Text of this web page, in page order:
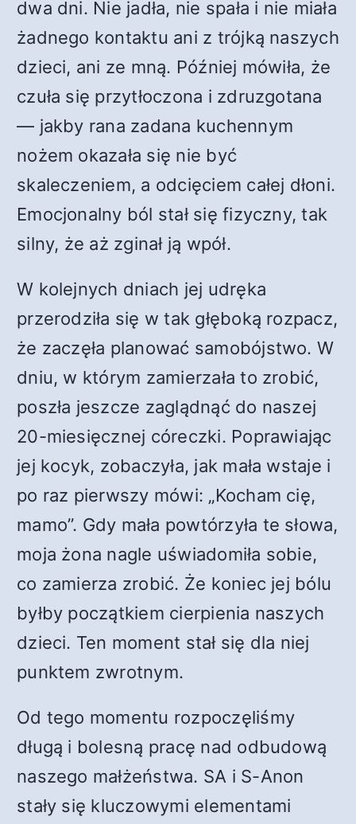
dwa dni. Nie jadła, nie spała i nie miała
żadnego kontaktu ani z trójką naszych
dzieci, ani ze mną. Później mówiła, że
czuła się przytłoczona i zdruzgotana
— jakby rana zadana kuchennym
nożem okazała się nie być
skaleczeniem, a odcięciem całej dłoni.
Emocjonalny ból stał się fizyczny, tak
silny, że aż zginał ją wpół.
W kolejnych dniach jej udręka
przerodziła się w tak głęboką rozpacz,
że zaczęła planować samobójstwo. W
dniu, w którym zamierzała to zrobić,
poszła jeszcze zaglądnąć do naszej
20-miesięcznej córeczki. Poprawiając
jej kocyk, zobaczyła, jak mała wstaje i
po raz pierwszy mówi: „Kocham cię,
mamo”. Gdy mała powtórzyła te słowa,
moja żona nagle uświadomiła sobie,
co zamierza zrobić. Że koniec jej bólu
byłby początkiem cierpienia naszych
dzieci. Ten moment stał się dla niej
punktem zwrotnym.
Od tego momentu rozpoczęliśmy
długą i bolesną pracę nad odbudową
naszego małżeństwa. SA i S-Anon
stały się kluczowymi elementami